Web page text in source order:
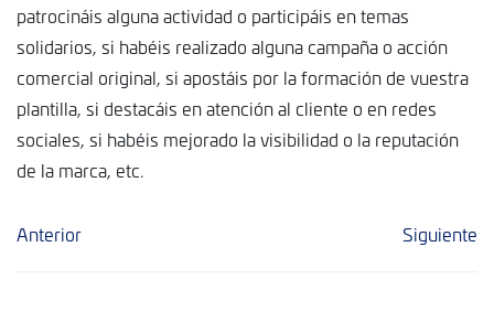
patrocináis alguna actividad o participáis en temas
solidarios, si habéis realizado alguna campaña o acción
comercial original, si apostáis por la formación de vuestra
plantilla, si destacáis en atención al cliente o en redes
sociales, si habéis mejorado la visibilidad o la reputación
de la marca, etc.
Anterior Siguiente